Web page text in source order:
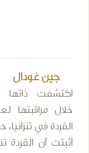
جين غودال
اكتشفت ذاتها
خلال مراقبتها
القردة في تنزانيا،
أثبتت أن القردة